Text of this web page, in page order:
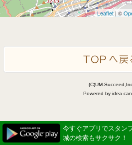
Leaflet | ©
Powered by idea
今すぐアプリでスタン
城の検索もサクサク！